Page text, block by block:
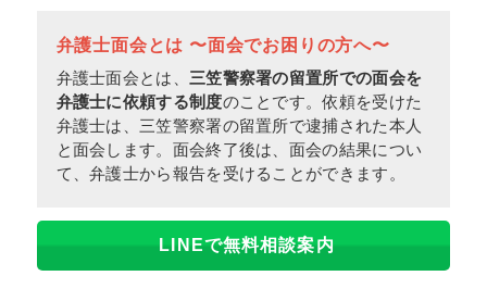
弁護士面会とは 〜面会でお困りの方へ〜
弁護士面会とは、 三笠警察署の留置所での面会を
弁護士に依頼する制度のことです。依頼を受けた
弁護士は、三笠警察署の留置所で逮捕された本人
と面会します。面会終了後は、面会の結果につい
て、弁護士から報告を受けることができます。
LINEで無料相談案内